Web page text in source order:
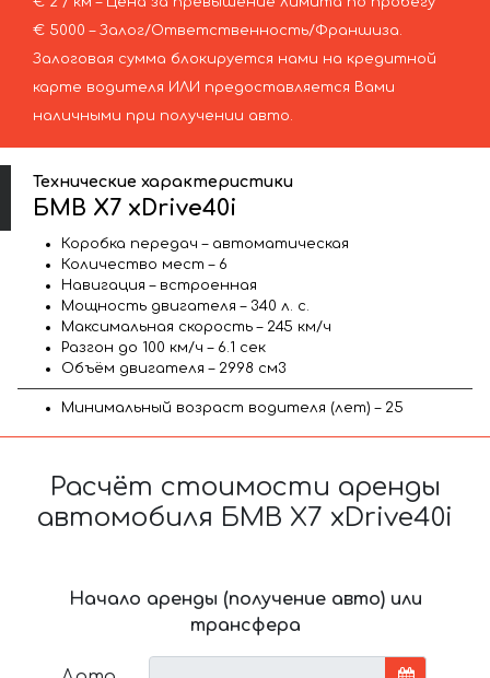
€ 5000 – Залог/Ответственность/Франшиза.
Залоговая сумма блокируется нами на кредитной
карте водителя ИЛИ предоставляется Вами
наличными при получении авто.
Технические характеристики
БМВ X7 xDrive40i
Коробка передач – автоматическая
Количество мест – 6
Навигация – встроенная
Мощность двигателя – 340 л. с.
Максимальная скорость – 245 км/ч
Разгон до 100 км/ч – 6.1 сек
Объём двигателя – 2998 см3
Минимальный возраст водителя (лет) – 25
Расчёт стоимости аренды
автомобиля БМВ X7 xDrive40i
Начало аренды (получение авто) или
трансфера